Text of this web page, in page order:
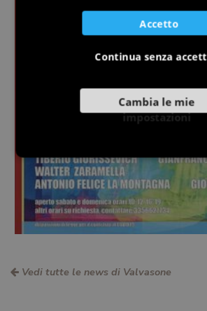
Vedi tutte le news di Valvasone
Accetto
Continua senza
Cambia le mie
impostazioni